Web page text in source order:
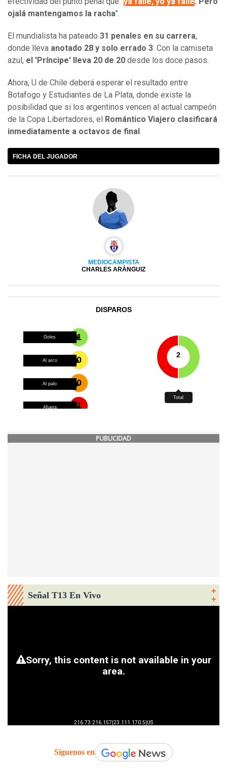
ojalá mantengamos la racha".
El mundialista ha pateado 31 penales en su carrera,
donde lleva anotado 28 y solo errado 3. Con la camiseta
azul, el 'Príncipe' lleva 20 de 20 desde los doce pasos.
Ahora, U de Chile deberá esperar el resultado entre
Botafogo y Estudiantes de La Plata, donde existe la
posibilidad que si los argentinos vencen al actual campeón
de la Copa Libertadores, el
Romántico Viajero clasificará
inmediatamente a octavos de final .
PUBLICIDAD
Señal T13 En Vivo
Síguenos en